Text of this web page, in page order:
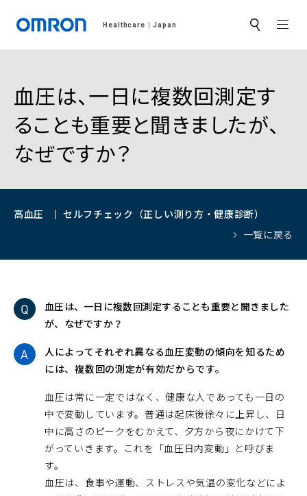
Healthcare Japan サ
ト
血圧は、一日に複数回測定す
ることも重要と聞きましたが、
なぜですか？
高血圧
セルフチェック（正しい測り方・健康診断）
一覧に戻る
血圧は、一日に複数回測定することも重要と聞きました
が、なぜですか？
人によってそれぞれ異なる血圧変動の傾向を知るため
には、複数回の測定が有効だからです。
血圧は常に一定ではなく、健康な人であっても一日の
中で変動しています。普通は起床後徐々に上昇し、日
中に高さのピークをむかえて、夕方から夜にかけて下
がっていきます。これを「血圧日内変動」と呼びま
す。
血圧は、食事や運動、ストレスや気温の変化などによ